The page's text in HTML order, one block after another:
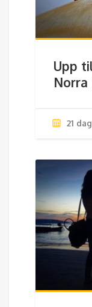
Upp
Norra
21